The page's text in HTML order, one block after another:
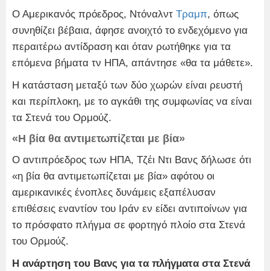
Ο Αμερικανός πρόεδρος, Ντόναλντ Τραμπ, όπως
συνηθίζει βέβαια, άφησε ανοιχτό το ενδεχόμενο για
περαιτέρω αντίδραση και όταν ρωτήθηκε για τα
επόμενα βήματα τν ΗΠΑ, απάντησε «θα τα μάθετε».
Η κατάσταση μεταξύ των δύο χωρών είναι ρευστή
και περίπλοκη, με το αγκάθι της συμφωνίας να είναι
τα Στενά του Ορμούζ.
«Η βία θα αντιμετωπίζεται με βία»
Ο αντιπρόεδρος των ΗΠΑ, Τζέι Ντι Βανς δήλωσε ότι
«η βία θα αντιμετωπίζεται με βία» αφότου οι
αμερικανικές ένοπλες δυνάμεις εξαπέλυσαν
επιθέσεις εναντίον του Ιράν εν είδει αντιποίνων για
το πρόσφατο πλήγμα σε φορτηγό πλοίο στα Στενά
του Ορμούζ.
Η ανάρτηση του Βανς για τα πλήγματα στα Στενά